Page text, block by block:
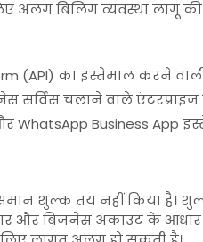
अलग बिलिंग व्यवस्था लागू की
(API) का इस्तेमाल करने वाली
सर्विस चलाने वाले एंटरप्राइज
WhatsApp Business App
शुल्क तय नहीं किया है।
और बिजनेस अकाउंट के आधार